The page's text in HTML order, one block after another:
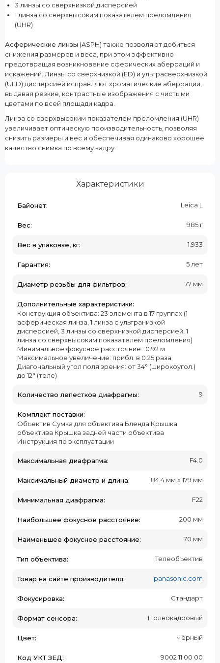
3 линзы со сверхнизкой дисперсией
1 линза со сверхвысоким показателем преломления
(UHR)
Асферические линзы (ASPH) также позволяют добиться
снижения размеров и веса, при этом эффективно
предотвращая возникновение сферических аберраций и
искажений. Линзы со сверхнизкой (ED) и ультрасверхнизкой
(UED) дисперсией исправляют хроматические аберрации,
выдавая резкие, контрастные изображения с чистыми
цветами по всей площади кадра.
Линза со сверхвысоким показателем преломления (UHR)
увеличивает оптическую производительность, позволяя
снизить размеры и вес и обеспечивая одинаково хорошее
качество снимка по всему кадру.
Характеристики
Байонет: Leica L
Вес: 985 г
Вес в упаковке, кг: 1.933
Гарантия: 5 лет
Диаметр резьбы для фильтров: 77 мм
Дополнительные характеристики:
Конструкция объектива: 23 элемента в 17 группах (1
асферическая линза, 1 линза с ультранизкой
дисперсией, 3 линзы со сверхнизкой дисперсией, 1
линза со сверхвысоким показателем преломления)
Минимальное фокусное расстояние : 0.92 м
Максимальное увеличение: прибл. в 0.25 раза
Диагональный угол поля зрения: от 34° (широкоугол.)
до 12° (теле)
Количество лепестков диафрагмы: 9
Комплект поставки:
Объектив Сумка для объектива Бленда Крышка
объектива Крышка задней части объектива
Инструкция по эксплуатации
Максимальная диафрагма: F4.0
Максимальный диаметр и длина: 84.4 мм x 179 мм
Минимальная диафрагма: F22
Наибольшее фокусное расстояние: 200 мм
Наименьшее фокусное расстояние: 70 мм
Тип объектива: Телеобъектив
Товар на сайте производителя: panasonic.com
Фокусировка: Стандарт
Формат сенсора: Полнокадровый
Цвет: Чёрный
Код УКТ ЗЕД: 9002 11 00 00